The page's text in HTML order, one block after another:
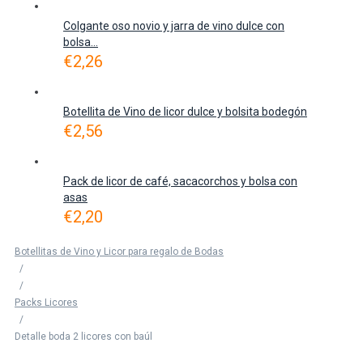
Colgante oso novio y jarra de vino dulce con
bolsa...
€2,26
Botellita de Vino de licor dulce y bolsita bodegón
€2,56
Pack de licor de café, sacacorchos y bolsa con
asas
€2,20
Botellitas de Vino y Licor para regalo de Bodas
/
/
Packs Licores
/
Detalle boda 2 licores con baúl